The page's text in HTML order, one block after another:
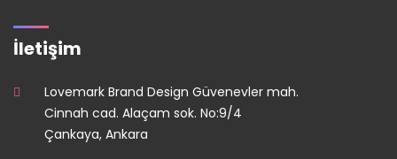
İletişim
Lovemark Brand Design Güvenevler mah.
Cinnah cad. Alaçam sok. No:9/4
Çankaya, Ankara